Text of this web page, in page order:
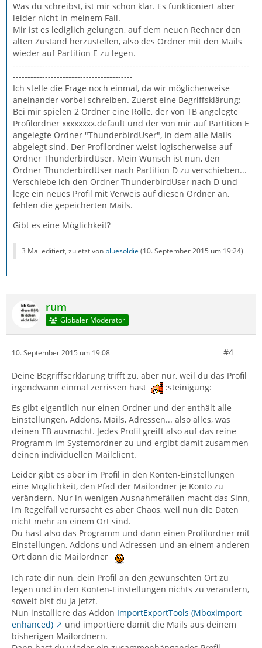
Was du schreibst, ist mir schon klar. Es funktioniert aber
leider nicht in meinem Fall.
Mir ist es lediglich gelungen, auf dem neuen Rechner den
alten Zustand herzustellen, also des Ordner mit den Mails
wieder auf Partition E zu legen.
---------------------------------------------------------------------------------
-----------------------------------------
Ich stelle die Frage noch einmal, da wir möglicherweise
aneinander vorbei schreiben. Zuerst eine Begriffsklärung:
Bei mir spielen 2 Ordner eine Rolle, der von TB angelegte
Profilordner xxxxxxxx.default und der von mir auf Partition E
angelegte Ordner "ThunderbirdUser", in dem alle Mails
abgelegt sind. Der Profilordner weist logischerweise auf
Ordner ThunderbirdUser. Mein Wunsch ist nun, den
Ordner ThunderbirdUser nach Partition D zu verschieben...
Verschiebe ich den Ordner ThunderbirdUser nach D und
lege ein neues Profil mit Verweis auf diesen Ordner an,
fehlen die gepeicherten Mails.
Gibt es eine Möglichkeit?
3 Mal editiert, zuletzt von bluesoldie (10. September 2015 um 19:24)
rum
Globaler Moderator
10. September 2015 um 19:08 #4
Deine Begriffserklärung trifft zu, aber nur, weil du das Profil
irgendwann einmal zerrissen hast
:steinigung:
Es gibt eigentlich nur einen Ordner und der enthält alle
Einstellungen, Addons, Mails, Adressen... also alles, was
deinen TB ausmacht. Jedes Profil greift also auf das reine
Programm im Systemordner zu und ergibt damit zusammen
deinen individuellen Mailclient.
Leider gibt es aber im Profil in den Konten-Einstellungen
eine Möglichkeit, den Pfad der Mailordner je Konto zu
verändern. Nur in wenigen Ausnahmefällen macht das Sinn,
im Regelfall verursacht es aber Chaos, weil nun die Daten
nicht mehr an einem Ort sind.
Du hast also das Programm und dann einen Profilordner mit
Einstellungen, Addons und Adressen und an einem anderen
Ort dann die Mailordner
Ich rate dir nun, dein Profil an den gewünschten Ort zu
legen und in den Konten-Einstellungen nichts zu verändern,
soweit bist du ja jetzt.
Nun installiere das Addon ImportExportTools (Mboximport
enhanced)
und importiere damit die Mails aus deinem
bisherigen Mailordnern.